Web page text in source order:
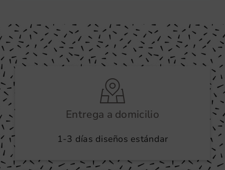
Entrega a domicilio
1-3 días diseños estándar